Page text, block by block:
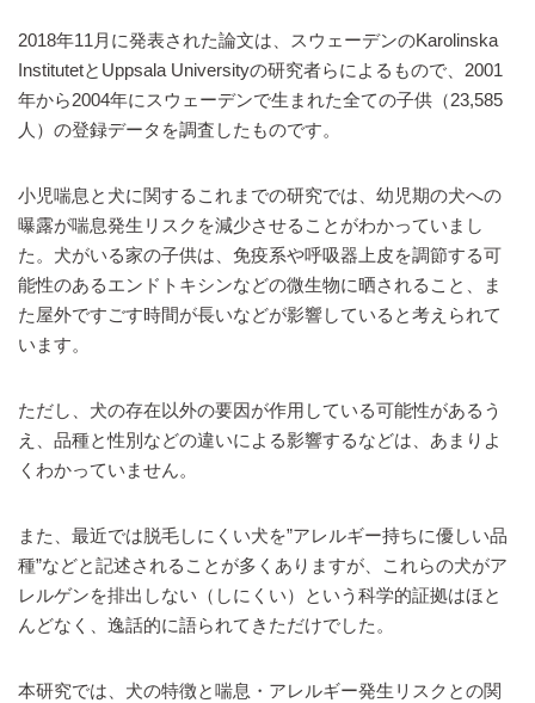
2018年11月に発表された論文は、スウェーデンのKarolinska
InstitutetとUppsala Universityの研究者らによるもので、2001
年から2004年にスウェーデンで生まれた全ての子供（23,585
人）の登録データを調査したものです。
小児喘息と犬に関するこれまでの研究では、幼児期の犬への
曝露が喘息発生リスクを減少させることがわかっていまし
た。犬がいる家の子供は、免疫系や呼吸器上皮を調節する可
能性のあるエンドトキシンなどの微生物に晒されること、ま
た屋外ですごす時間が長いなどが影響していると考えられて
います。
ただし、犬の存在以外の要因が作用している可能性があるう
え、品種と性別などの違いによる影響するなどは、あまりよ
くわかっていません。
また、最近では脱毛しにくい犬を”アレルギー持ちに優しい品
種”などと記述されることが多くありますが、これらの犬がア
レルゲンを排出しない（しにくい）という科学的証拠はほと
んどなく、逸話的に語られてきただけでした。
本研究では、犬の特徴と喘息・アレルギー発生リスクとの関